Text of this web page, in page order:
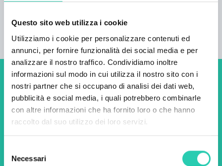
Questo sito web utilizza i cookie
Utilizziamo i cookie per personalizzare contenuti ed
annunci, per fornire funzionalità dei social media e per
analizzare il nostro traffico. Condividiamo inoltre
informazioni sul modo in cui utilizza il nostro sito con i
nostri partner che si occupano di analisi dei dati web,
pubblicità e social media, i quali potrebbero combinarle
con altre informazioni che ha fornito loro o che hanno
raccolto dal suo utilizzo dei loro servizi.
delNecessari
Non perderti i prossimi
eventi! Iscriviti alla
newsletter di GO! 2025 per
scoprire tutte le nostre
iniziative.